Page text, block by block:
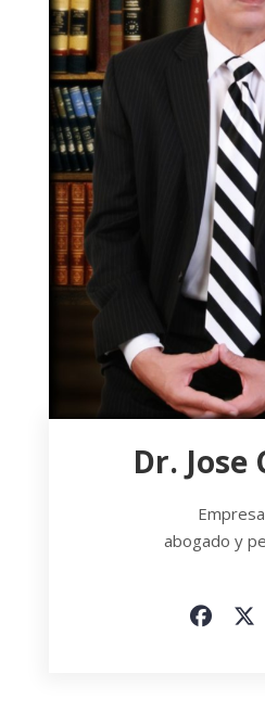
Dr. Jose
abogado y